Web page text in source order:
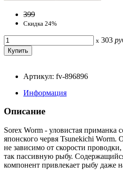
399
Скидка 24%
x 303
Артикул: fv-896896
Информация
Описание
Sorex Worm - уловистая приманка
японского червя Tsunekichi Worm.
не зависимо от скорости
так пассивную рыбу.
компонент привлекает рыбу даже